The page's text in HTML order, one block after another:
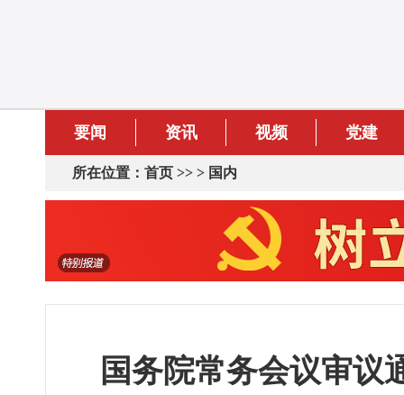
要闻 资讯 视频 党建
所在位置： 首页 >> > 国内
国务院常务会议审议